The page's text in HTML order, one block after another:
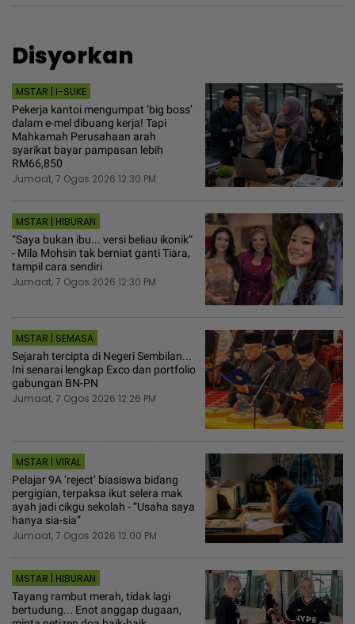
Disyorkan
MSTAR | I-SUKE
Pekerja kantoi mengumpat ‘big boss’
dalam e-mel dibuang kerja! Tapi
Mahkamah Perusahaan arah
syarikat bayar pampasan lebih
RM66,850
Jumaat, 7 Ogos 2026 12:30 PM
MSTAR | HIBURAN
“Saya bukan ibu... versi beliau ikonik“
- Mila Mohsin tak berniat ganti Tiara,
tampil cara sendiri
Jumaat, 7 Ogos 2026 12:30 PM
MSTAR | SEMASA
Sejarah tercipta di Negeri Sembilan...
Ini senarai lengkap Exco dan portfolio
gabungan BN-PN
Jumaat, 7 Ogos 2026 12:26 PM
MSTAR | VIRAL
Pelajar 9A ‘reject’ biasiswa bidang
pergigian, terpaksa ikut selera mak
ayah jadi cikgu sekolah - “Usaha saya
hanya sia-sia”
Jumaat, 7 Ogos 2026 12:00 PM
MSTAR | HIBURAN
Tayang rambut merah, tidak lagi
bertudung... Enot anggap dugaan,